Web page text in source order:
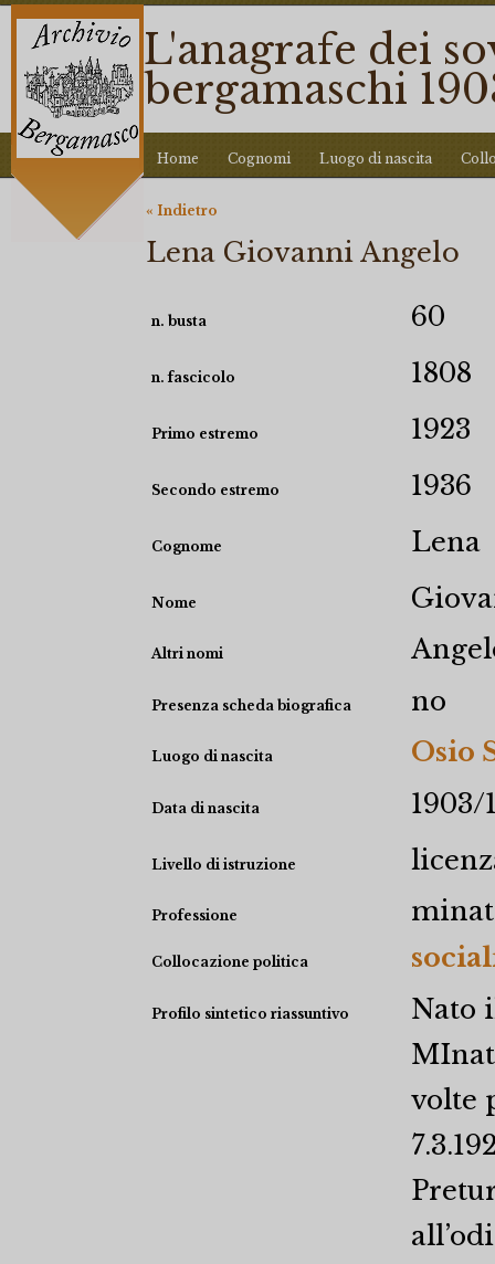
L'anagrafe dei
bergamaschi
Home Cognomi Luogo di nascita
« Indietro
Lena Giovanni Angelo
n. busta 60
n. fascicolo 1808
Primo estremo 1923
Secondo estremo 1936
Cognome Lena
Nome
Altri nomi
Presenza scheda biografica no
Luogo di nascita Osio
Data di nascita 1903/
Livello di istruzione
Professione
Collocazione politica
Profilo sintetico riassuntivo
Nato
volte